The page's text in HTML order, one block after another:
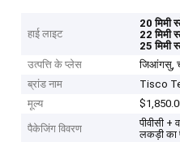
हाई लाइट
20 मिमी
22 मिमी
25 मिमी
उत्पत्ति के प्लेस
जिआंगसु,
ब्रांड नाम
Tisco
मूल्य
पैकेजिंग विवरण
पीवीसी
लकड़ी